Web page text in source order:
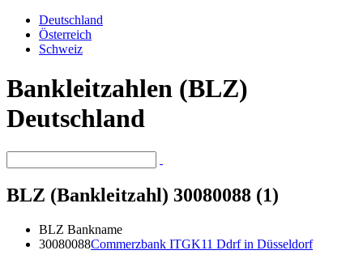
Deutschland
Österreich
Schweiz
Bankleitzahlen (BLZ)
Deutschland
BLZ (Bankleitzahl) 30080088 (1)
BLZ Bankname
30080088Commerzbank ITGK11 Ddrf in Düsseldorf